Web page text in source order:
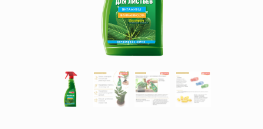
ГРУНТЫ И УДОБРЕНИЯ
ПРЕДМЕТЫ ИНТЕРЬЕРА
МЯГКИЕ ИГРУШКИ